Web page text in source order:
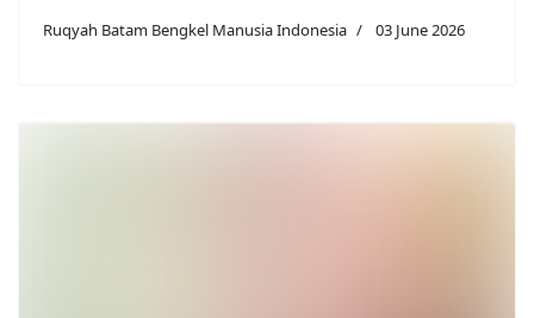
Ruqyah Batam Bengkel Manusia Indonesia 03 June 2026